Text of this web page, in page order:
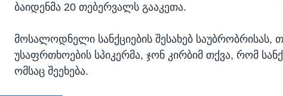
ბაიდენმა 20 თებერვალს გააკეთა.
მოსალოდნელი სანქციების შესახებ
უსაფრთხოების სპიკერმა, ჯონ კირბიმ თქვა, რომ
ომსაც შეეხება.